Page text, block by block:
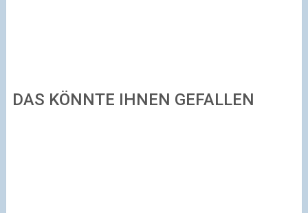
DAS KÖNNTE IHNEN GEFALLEN